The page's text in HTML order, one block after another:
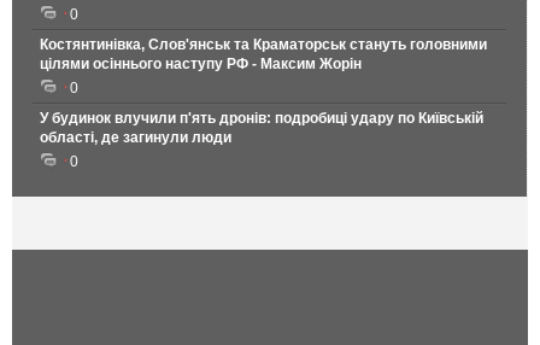
0
Костянтинівка, Слов'янськ та Краматорськ стануть головними
цілями осіннього наступу РФ - Максим Жорін
0
У будинок влучили п'ять дронів: подробиці удару по Київській
області, де загинули люди
0